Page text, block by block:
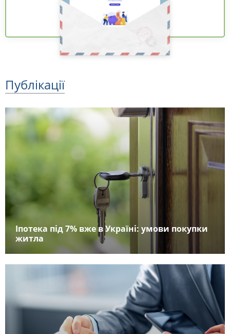
Публікації
Іпотека під 7% вже в Україні: умови покупки
житла